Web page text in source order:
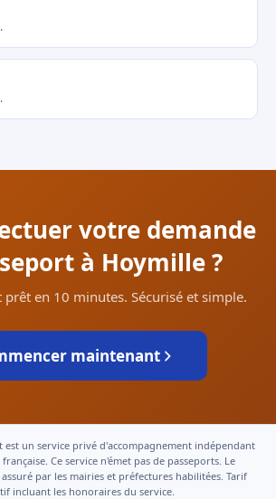
votre demande
à Hoymille ?
en 10 minutes. Sécurisé et simple.
maintenant
est un service privé d'accompagnement indépendant
Ce service n'émet pas de passeports. Le
par les mairies et préfectures habilitées. Tarif
incluant les honoraires du service.